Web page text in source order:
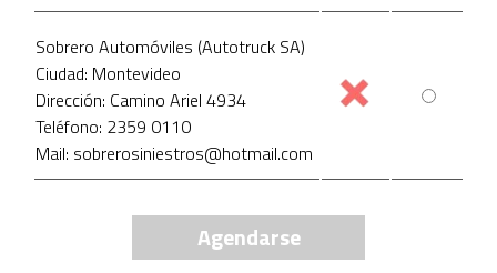
Sobrero Automóviles (Autotruck SA)
Ciudad: Montevideo
Dirección: Camino Ariel 4934
Teléfono: 2359 0110
Mail: sobrerosiniestros@hotmail.com
Agendarse